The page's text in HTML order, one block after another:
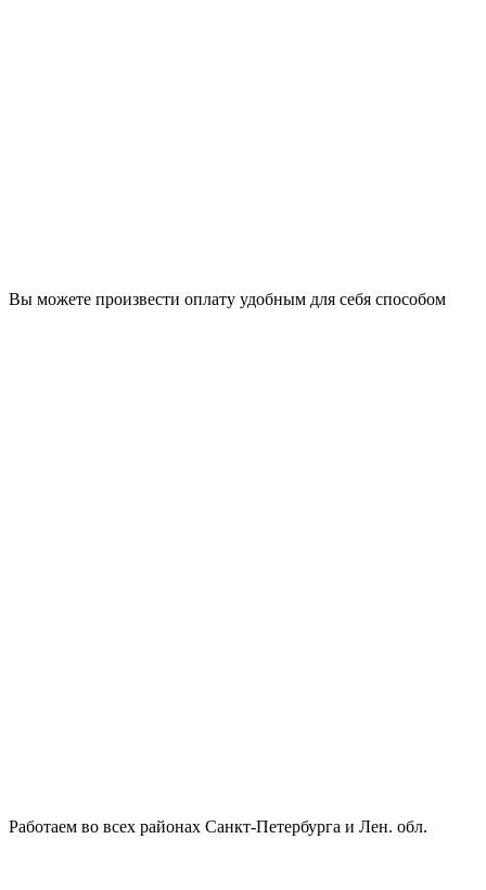
Вы можете произвести оплату удобным для себя способом
Работаем во всех районах Санкт-Петербурга и Лен. обл.